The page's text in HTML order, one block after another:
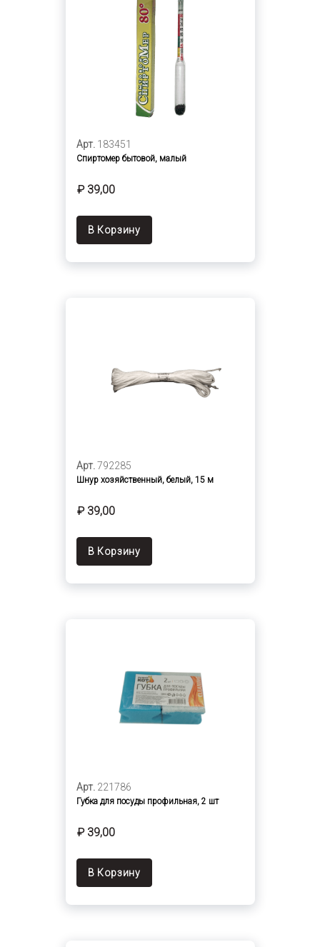
Арт. 183451
Спиртомер бытовой, малый
₽ 39,00
В Корзину
Арт. 792285
Шнур хозяйственный, белый, 15 м
₽ 39,00
В Корзину
Арт. 221786
Губка для посуды профильная, 2 шт
₽ 39,00
В Корзину